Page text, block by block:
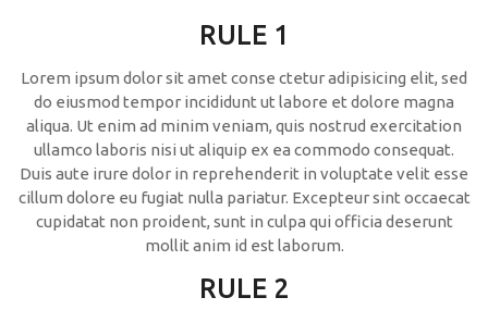
RULE 1
Lorem ipsum dolor sit amet conse ctetur adipisicing elit, sed
do eiusmod tempor incididunt ut labore et dolore magna
aliqua. Ut enim ad minim veniam, quis nostrud exercitation
ullamco laboris nisi ut aliquip ex ea commodo consequat.
Duis aute irure dolor in reprehenderit in voluptate velit esse
cillum dolore eu fugiat nulla pariatur. Excepteur sint occaecat
cupidatat non proident, sunt in culpa qui officia deserunt
mollit anim id est laborum.
RULE 2